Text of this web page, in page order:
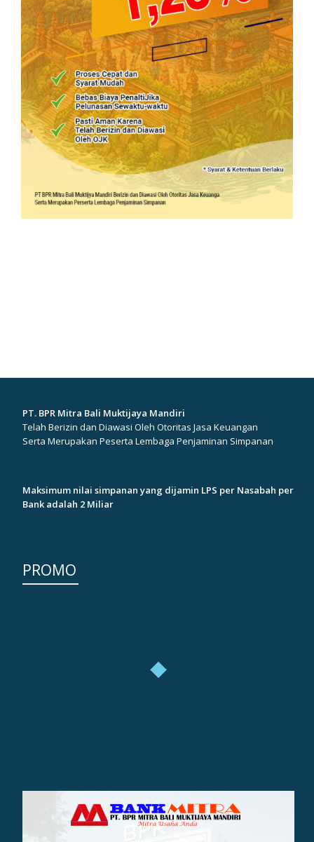
PT. BPR Mitra Bali Muktijaya Mandiri
Telah Berizin dan Diawasi Oleh Otoritas Jasa Keuangan
Serta Merupakan Peserta Lembaga Penjaminan Simpanan
Maksimum nilai simpanan yang dijamin LPS per Nasabah per
Bank adalah 2 Miliar
PROMO